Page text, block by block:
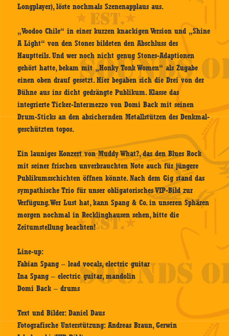
Longplayer), löste nochmals Szenenapplaus aus.
„Voodoo Chile“ in einer kurzen knackigen Version und „Shine
A Light“ von den Stones bildeten den Abschluss des
Hauptteils. Und wer noch nicht genug Stones-Adaptionen
gehört hatte, bekam mit „Honky Tonk Women“ als Zugabe
einen oben drauf gesetzt. Hier begaben sich die Drei von der
Bühne aus ins dicht gedrängte Publikum. Klasse das
integrierte Ticker-Intermezzo von Domi Back mit seinen
Drum-Sticks an den absichernden Metallstützen des Denkmal-
geschützten topos.
Ein launiges Konzert von Muddy What?, das den Blues Rock
mit seiner frischen unverbrauchten Note auch für jüngere
Publikumsschichten öffnen könnte. Nach dem Gig stand das
sympathische Trio für unser obligatorisches VIP-Bild zur
Verfügung. Wer Lust hat, kann Spang & Co. in unseren Sphären
morgen nochmal in Recklinghausen sehen, bitte die
Zeitumstellung beachten!
Line-up:
Fabian Spang – lead vocals, electric guitar
Ina Spang – electric guitar, mandolin
Domi Back – drums
Text und Bilder: Daniel Daus
Fotografische Unterstützung: Andreas Braun, Gerwin